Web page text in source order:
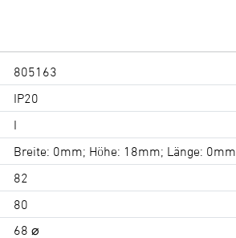
805163
IP20
I
Breite: 0mm; Höhe: 18mm; Länge: 0mm
82
80
68 ⌀